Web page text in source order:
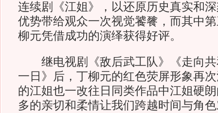
连续剧《江姐》，以还原历史真实和
优势带给观众一次视觉饕餮，而其中
柳元凭借成功的演绎获得好评。
继电视剧《敌后武工队》《走向共
一日》后，丁柳元的红色荧屏形象再
的江姐也一改往日同类作品中江姐硬
多的亲切和柔情让我们跨越时间与角